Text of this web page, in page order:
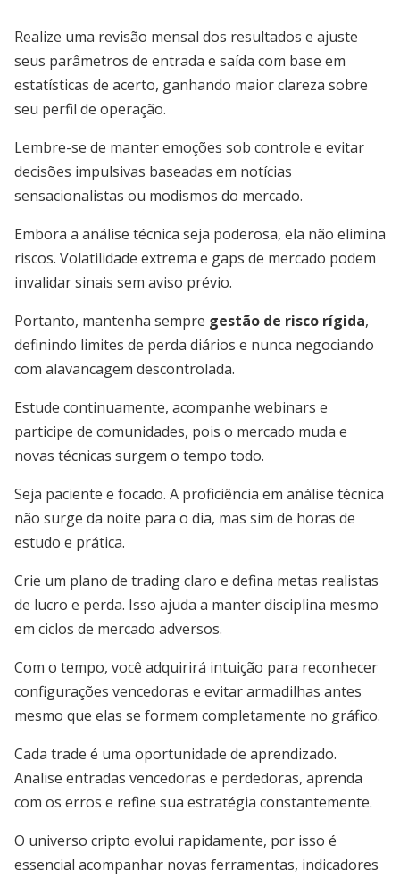
Realize uma revisão mensal dos resultados e ajuste
seus parâmetros de entrada e saída com base em
estatísticas de acerto, ganhando maior clareza sobre
seu perfil de operação.
Lembre-se de manter emoções sob controle e evitar
decisões impulsivas baseadas em notícias
sensacionalistas ou modismos do mercado.
Embora a análise técnica seja poderosa, ela não elimina
riscos. Volatilidade extrema e gaps de mercado podem
invalidar sinais sem aviso prévio.
Portanto, mantenha sempre gestão de risco rígida,
definindo limites de perda diários e nunca negociando
com alavancagem descontrolada.
Estude continuamente, acompanhe webinars e
participe de comunidades, pois o mercado muda e
novas técnicas surgem o tempo todo.
Seja paciente e focado. A proficiência em análise técnica
não surge da noite para o dia, mas sim de horas de
estudo e prática.
Crie um plano de trading claro e defina metas realistas
de lucro e perda. Isso ajuda a manter disciplina mesmo
em ciclos de mercado adversos.
Com o tempo, você adquirirá intuição para reconhecer
configurações vencedoras e evitar armadilhas antes
mesmo que elas se formem completamente no gráfico.
Cada trade é uma oportunidade de aprendizado.
Analise entradas vencedoras e perdedoras, aprenda
com os erros e refine sua estratégia constantemente.
O universo cripto evolui rapidamente, por isso é
essencial acompanhar novas ferramentas, indicadores